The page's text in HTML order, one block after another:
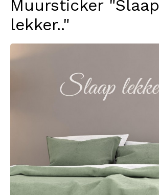
Muursticker "Slaap
lekker.."